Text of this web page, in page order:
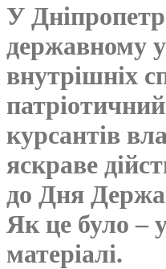
У
державному
внутрішніх
курсантів
яскраве
до Дня
Як це було –
матеріалі.